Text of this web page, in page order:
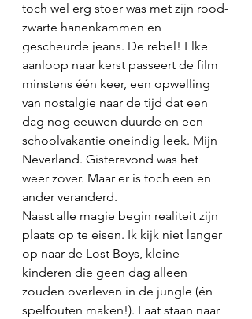
toch wel erg stoer was met zijn rood-
zwarte hanenkammen en
gescheurde jeans. De rebel! Elke
aanloop naar kerst passeert de film
minstens één keer, een opwelling
van nostalgie naar de tijd dat een
dag nog eeuwen duurde en een
schoolvakantie oneindig leek. Mijn
Neverland. Gisteravond was het
weer zover. Maar er is toch een en
ander veranderd.
Naast alle magie begin realiteit zijn
plaats op te eisen. Ik kijk niet langer
op naar de Lost Boys, kleine
kinderen die geen dag alleen
zouden overleven in de jungle (én
spelfouten maken!). Laat staan naar